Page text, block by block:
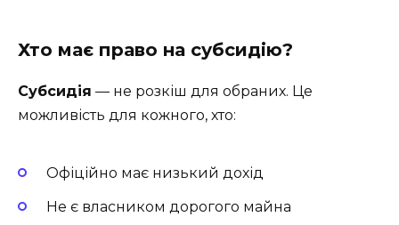
Хто має право на субсидію?
Субсидія — не розкіш для обраних. Це
можливість для кожного, хто:
Офіційно має низький дохід
Не є власником дорогого майна